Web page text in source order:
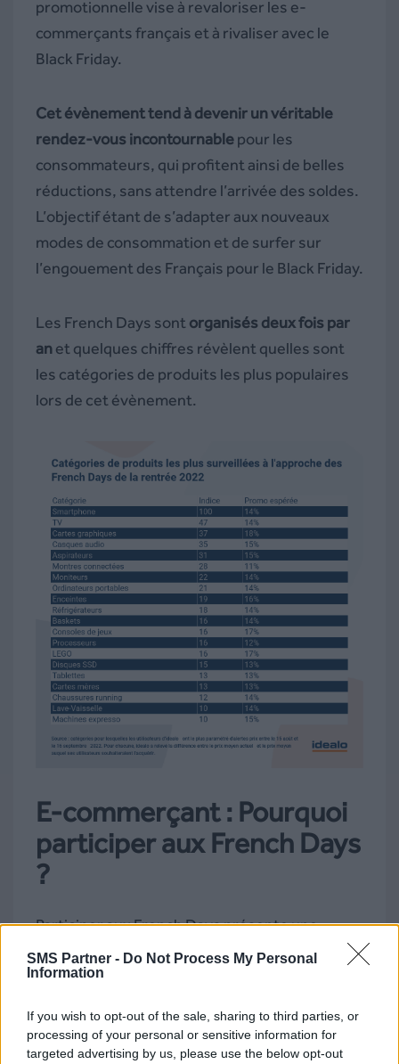
SMS Partner - Do Not Process My Personal
Information
If you wish to opt-out of the sale, sharing to third parties, or
processing of your personal or sensitive information for
targeted advertising by us, please use the below opt-out
promotionnelle vise à revaloriser les e-
commerçants français et à rivaliser avec le
Black Friday.
Cet évènement tend à devenir un véritable
rendez-vous incontournablepour les
consommateurs, qui profitent ainsi de belles
réductions, sans attendre l’arrivée des soldes.
L’objectif étant de s’adapter aux nouveaux
modes de consommation et de surfer sur
l’engouement des Français pour le Black Friday.
Les French Days sont organisés deux fois par
anet quelques chiffres révèlent quelles sont
les catégories de produits les plus populaires
lors de cet évènement.
E-commerçant : Pourquoi
participer aux French Days
?
Participer aux French Days présente une
multitude d’avantages pour un e-commerçant.
Cet événement attire un large public à la
e-commerçants de stimuler leurs ventes en
proposant des prix attractifs. Ces journées